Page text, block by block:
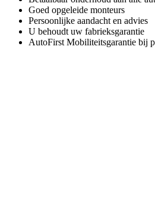
Goed opgeleide monteurs
Persoonlijke aandacht en advies
U behoudt uw fabrieksgarantie
AutoFirst Mobiliteitsgarantie bij